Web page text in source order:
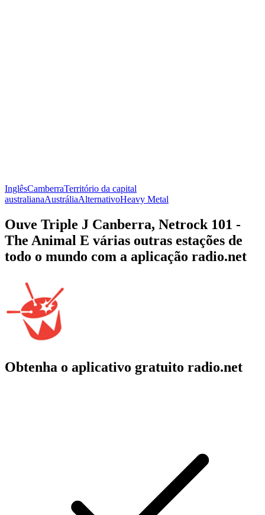
InglêsCamberraTerritório da capital
australianaAustráliaAlternativoHeavy Metal
Ouve Triple J Canberra, Netrock 101 -
The Animal E várias outras estações de
todo o mundo com a aplicação radio.net
Obtenha o aplicativo gratuito radio.net